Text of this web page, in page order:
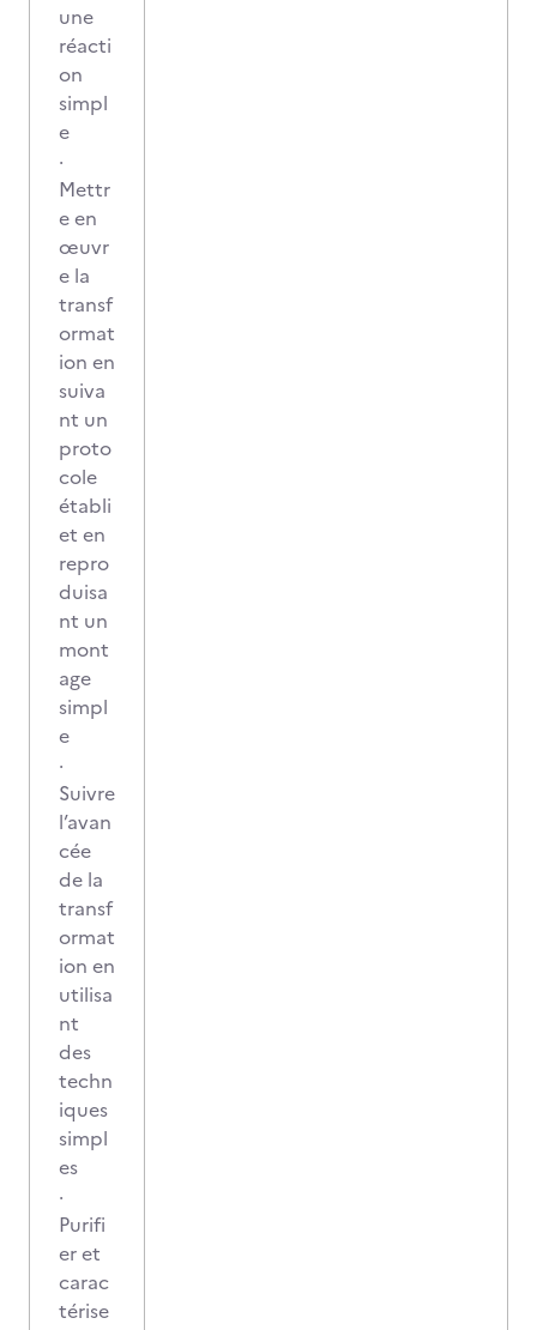
une
réacti
on
simpl
e
·
Mettr
e en
œuvr
e la
transf
ormat
ion en
suiva
nt un
proto
cole
établi
et en
repro
duisa
nt un
mont
age
simpl
e
·
Suivre
l’avan
cée
de la
transf
ormat
ion en
utilisa
nt
des
techn
iques
simpl
es
·
Purifi
er et
carac
térise